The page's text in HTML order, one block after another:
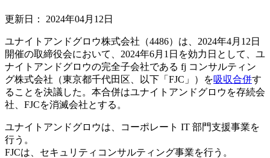
更新日： 2024年04月12日
ユナイトアンドグロウ株式会社（4486）は、2024年4月12日
開催の取締役会において、2024年6月1日を効力日として、ユ
ナイトアンドグロウの完全子会社である fj コンサルティン
グ株式会社（東京都千代田区、以下「FJC」）を吸収合併す
ることを決議した。本合併はユナイトアンドグロウを存続会
社、FJCを消滅会社とする。
ユナイトアンドグロウは、コーポレート IT 部門支援事業を
行う。
FJCは、セキュリティコンサルティング事業を行う。